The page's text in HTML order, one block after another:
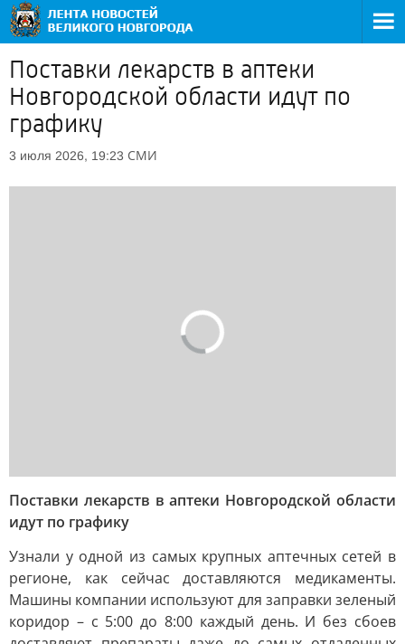
Поставки лекарств в аптеки
Новгородской области идут по
графику
3 июля 2026, 19:23 СМИ
Поставки лекарств в аптеки Новгородской области
идут по графику
Узнали у одной из самых крупных аптечных сетей в
регионе, как сейчас доставляются медикаменты.
Машины компании используют для заправки зеленый
коридор – с 5:00 до 8:00 каждый день. И без сбоев